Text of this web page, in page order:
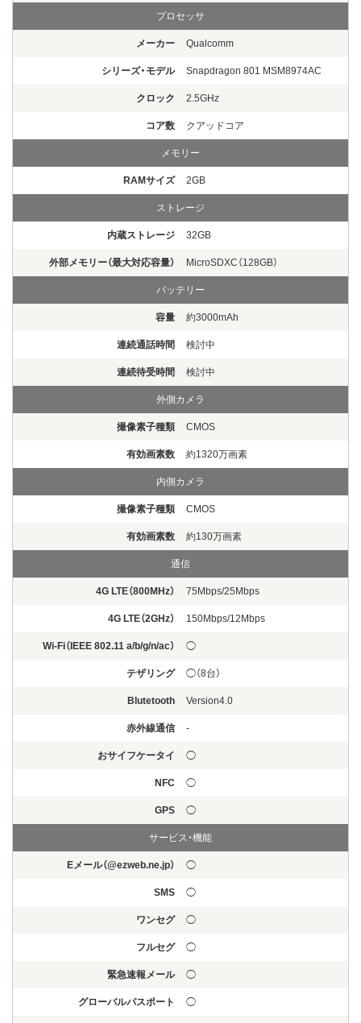
プロセッサ
メーカー Qualcomm
シリーズ・モデル Snapdragon 801 MSM8974AC
クロック 2.5GHz
コア数 クアッドコア
メモリー
RAMサイズ 2GB
ストレージ
内蔵ストレージ 32GB
外部メモリー（最大対応容量） MicroSDXC（128GB）
バッテリー
容量 約3000mAh
連続通話時間 検討中
連続待受時間 検討中
外側カメラ
撮像素子種類 CMOS
有効画素数 約1320万画素
内側カメラ
撮像素子種類 CMOS
有効画素数 約130万画素
通信
4G LTE（800MHz） 75Mbps/25Mbps
4G LTE（2GHz） 150Mbps/12Mbps
Wi-Fi（IEEE 802.11 a/b/g/n/ac） ◯
テザリング ◯（8台）
Blutetooth Version4.0
赤外線通信 -
おサイフケータイ ◯
NFC ◯
GPS ◯
サービス・機能
Eメール（@ezweb.ne.jp） ◯
SMS ◯
ワンセグ ◯
フルセグ ◯
緊急速報メール ◯
グローバルパスポート ◯